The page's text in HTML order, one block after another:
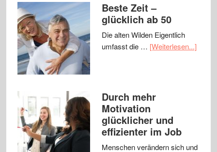
Beste Zeit –
glücklich ab 50
Die alten Wilden Eigentlich
umfasst die … [Weiterlesen...]
Durch mehr
Motivation
glücklicher und
effizienter im Job
Menschen verändern sich und